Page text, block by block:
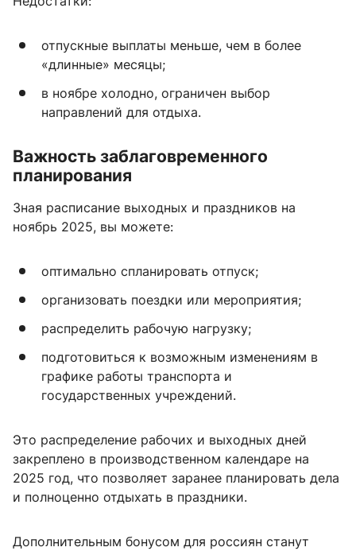
отпускные выплаты меньше, чем в более
«длинные» месяцы;
в ноябре холодно, ограничен выбор
направлений для отдыха.
Важность заблаговременного
планирования
Зная расписание выходных и праздников на
ноябрь 2025, вы можете:
оптимально спланировать отпуск;
организовать поездки или мероприятия;
распределить рабочую нагрузку;
подготовиться к возможным изменениям в
графике работы транспорта и
государственных учреждений.
Это распределение рабочих и выходных дней
закреплено в производственном календаре на
2025 год, что позволяет заранее планировать дела
и полноценно отдыхать в праздники.
Дополнительным бонусом для россиян станут